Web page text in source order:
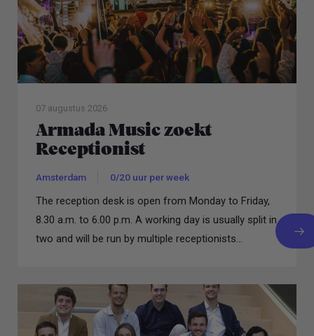
07 augustus 2026
Armada Music zoekt
Receptionist
Amsterdam 0/20 uur per week
The reception desk is open from Monday to Friday,
8.30 a.m. to 6.00 p.m. A working day is usually split in
two and will be run by multiple receptionists...